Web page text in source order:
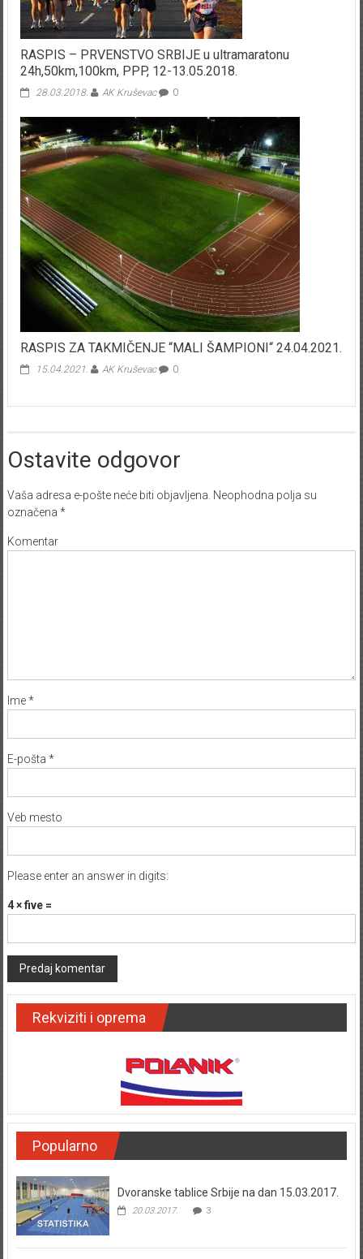
RASPIS – PRVENSTVO SRBIJE u ultramaratonu
24h,50km,100km, PPP, 12-13.05.2018.
28.03.2018. AK Kruševac 0
RASPIS ZA TAKMIČENJE “MALI ŠAMPIONI“ 24.04.2021.
15.04.2021. AK Kruševac 0
Ostavite odgovor
Vaša adresa e-pošte neće biti objavljena. Neophodna polja su
označena *
Komentar
Ime*
E-pošta *
Veb mesto
Please enter an answer in digits:
4 × five =
Rekviziti i oprema
Popularno
Dvoranske tablice Srbije na dan 15.03.2017.
20.03.2017. 3